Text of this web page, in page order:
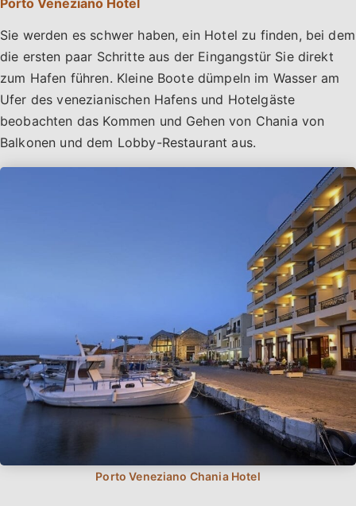
Sie werden es schwer haben, ein Hotel zu finden, bei dem
die ersten paar Schritte aus der Eingangstür Sie direkt
zum Hafen führen. Kleine Boote dümpeln im Wasser am
Ufer des venezianischen Hafens und Hotelgäste
beobachten das Kommen und Gehen von Chania von
Balkonen und dem Lobby-Restaurant aus.